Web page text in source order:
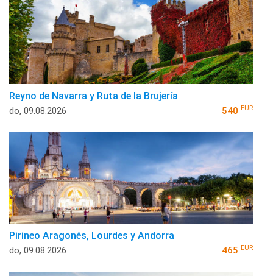
Reyno de Navarra y Ruta de la Brujería
do, 09.08.2026 540 EUR
Pirineo Aragonés, Lourdes y Andorra
do, 09.08.2026 465 EUR